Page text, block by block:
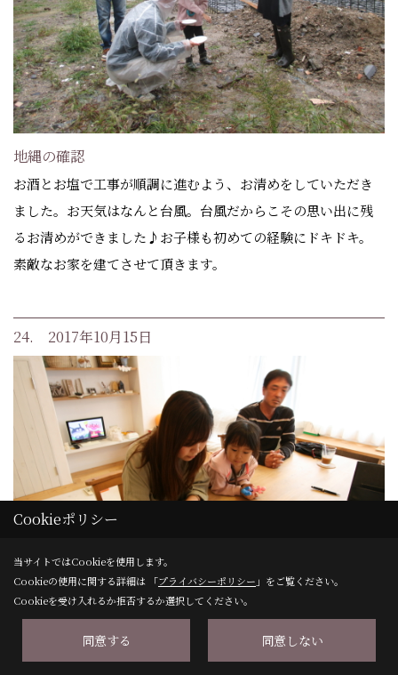
地縄の確認
お酒とお塩で工事が順調に進むよう、お清めをしていただき
ました。お天気はなんと台風。台風だからこその思い出に残
るお清めができました♪お子様も初めての経験にドキドキ。
素敵なお家を建てさせて頂きます。
24. 2017年10月15日
いつかはこんなマイホームを、夢を叶えたIさま邸。ご契
Cookieポリシー
当サイトではCookieを使用します。
Cookieの使用に関する詳細は 「プライバシーポリシー 」をご覧ください。
Cookieを受け入れるか拒否するか選択してください。
同意する 同意しない